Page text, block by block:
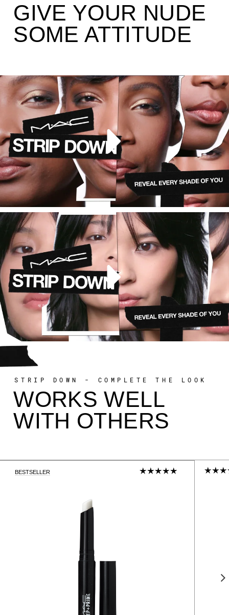
GIVE YOUR NUDE
SOME ATTITUDE
<br>
STRIP DOWN - COMPLETE THE LOOK
WORKS WELL
WITH OTHERS
BESTSELLER